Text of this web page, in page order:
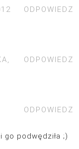
ODPOWIEDZ
ODPOWIEDZ
ODPOWIEDZ
go podwędziła ;)